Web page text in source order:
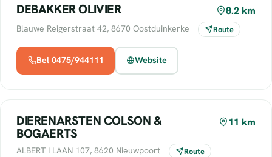
DEBAKKER OLIVIER 8.2 km
Blauwe Reigerstraat 42, 8670 Oostduinkerke Route
Bel 0475/944111 Website
DIERENARSTEN COLSON &
BOGAERTS
11 km
ALBERT I LAAN 107, 8620 Nieuwpoort Route